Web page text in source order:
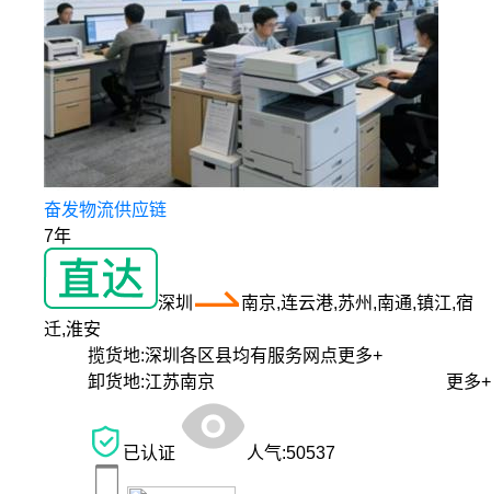
奋发物流供应链
7年
深圳
南京,连云港,苏州,南通,镇江,宿
迁,淮安
揽货地:深圳各区县均有服务网点更多+
卸货地:江苏南京 更多+
已认证 人气:50537